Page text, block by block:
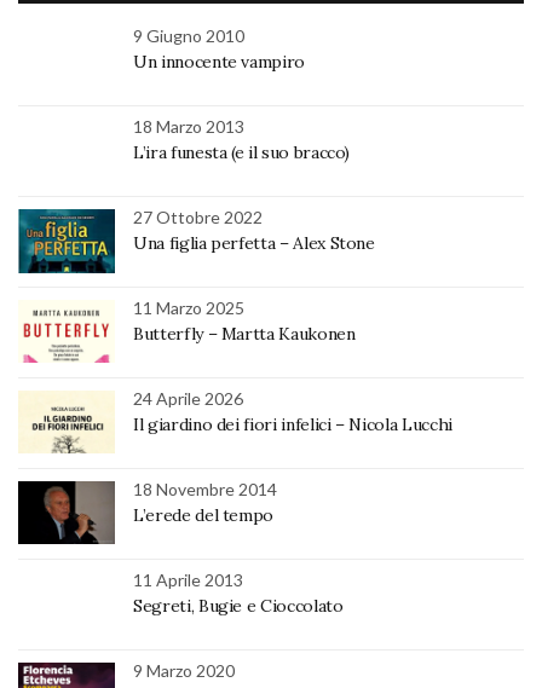
9 Giugno 2010
Un innocente vampiro
18 Marzo 2013
L’ira funesta (e il suo bracco)
27 Ottobre 2022
Una figlia perfetta – Alex Stone
11 Marzo 2025
Butterfly – Martta Kaukonen
24 Aprile 2026
Il giardino dei fiori infelici – Nicola Lucchi
18 Novembre 2014
L’erede del tempo
11 Aprile 2013
Segreti, Bugie e Cioccolato
9 Marzo 2020